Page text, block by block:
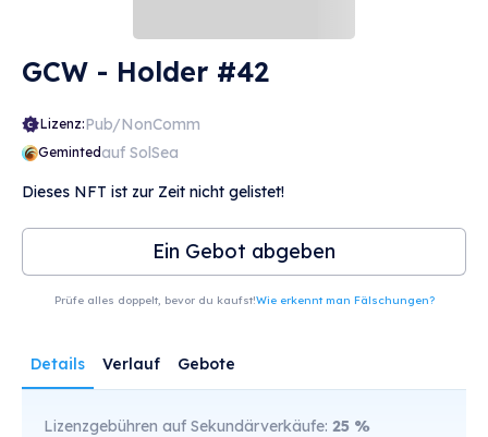
GCW - Holder #42
Lizenz:Pub/NonComm
Gemintedauf SolSea
Dieses NFT ist zur Zeit nicht gelistet!
Ein Gebot abgeben
Prüfe alles doppelt, bevor du kaufst!Wie erkennt man Fälschungen?
Details Verlauf Gebote
Lizenzgebühren auf Sekundärverkäufe: 25 %